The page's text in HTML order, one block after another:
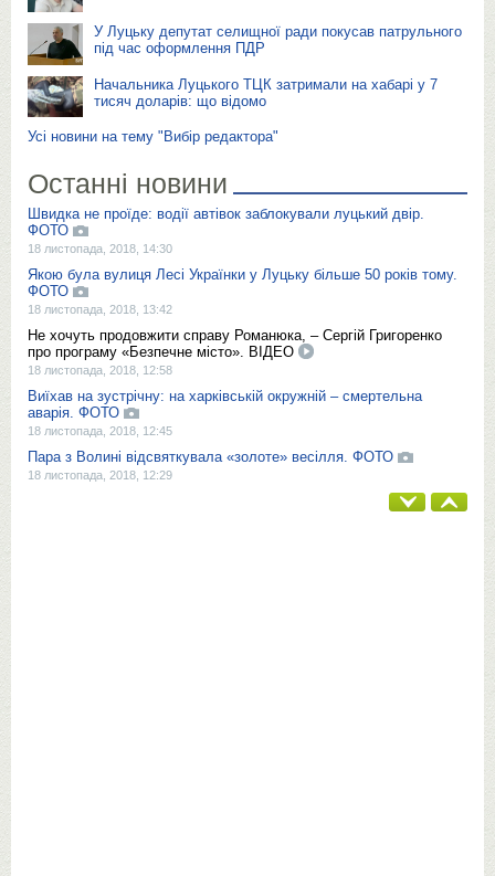
У Луцьку депутат селищної ради покусав патрульного
під час оформлення ПДР
Начальника Луцького ТЦК затримали на хабарі у 7
тисяч доларів: що відомо
Усі новини на тему "Вибір редактора"
Останні новини
Швидка не проїде: водії автівок заблокували луцький двір.
ФОТО
18 листопада, 2018, 14:30
Якою була вулиця Лесі Українки у Луцьку більше 50 років тому.
ФОТО
18 листопада, 2018, 13:42
Не хочуть продовжити справу Романюка, – Сергій Григоренко
про програму «Безпечне місто». ВІДЕО
18 листопада, 2018, 12:58
Виїхав на зустрічну: на харківській окружній – смертельна
аварія. ФОТО
18 листопада, 2018, 12:45
Пара з Волині відсвяткувала «золоте» весілля. ФОТО
18 листопада, 2018, 12:29